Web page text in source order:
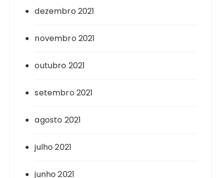
dezembro 2021
novembro 2021
outubro 2021
setembro 2021
agosto 2021
julho 2021
junho 2021